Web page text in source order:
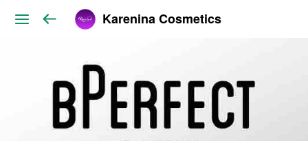
Karenina Cosmetics